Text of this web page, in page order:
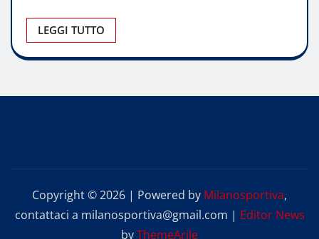
LEGGI TUTTO
Copyright © 2026 | Powered by Milanosportiva,
contattaci a milanosportiva@gmail.com | Editor News
byThemeArile